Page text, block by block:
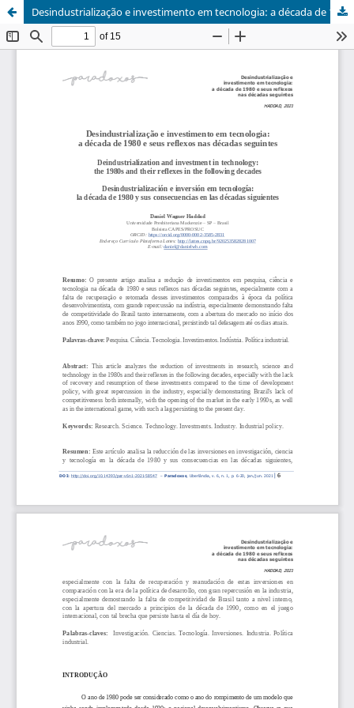
Desindustrialização e investimento em tecnologia: a década de 1980 e seus reflexos nas décadas seguintes